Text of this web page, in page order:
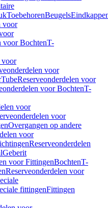
ToebehorenBeugels
voor
voor BochtenT-
voor
voor
Reserveonderdelen voor
voor BochtenT-
voor
voor
Overgangen op andere
voor
Reserveonderdelen
Geberit
voor FittingenBochtenT-
Reserveonderdelen voor
fittingenFittingen